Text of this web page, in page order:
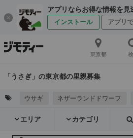
アプリならお得な情報を見
インストール アプリ
東京都
「うさぎ」の東京都の里親募集
ウサギ ネザーランドドワーフ
エリア カテゴリ